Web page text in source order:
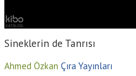
Sineklerin de Tanrısı
Ahmed Özkan Çıra Yayınları